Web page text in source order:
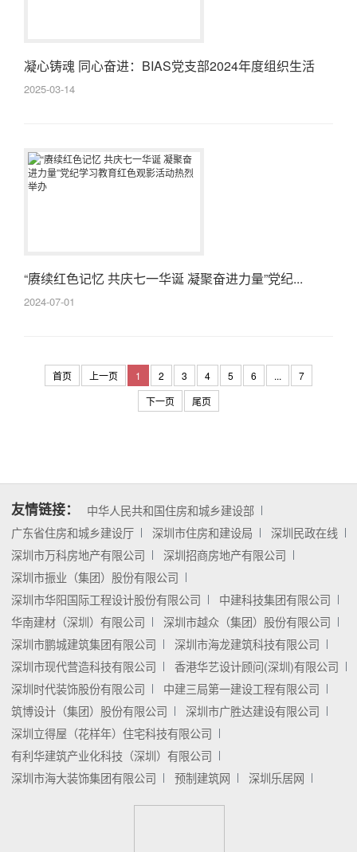
凝心铸魂 同心奋进：BIAS党支部2024年度组织生活
会...
2025-03-14
“赓续红色记忆 共庆七一华诞 凝聚奋进力量”党纪...
2024-07-01
首页 上一页 1 2 3 4 5 6 ...
7
下一页
尾页
友情链接：
中华人民共和国住房和城乡建设部
广东省住房和城乡建设厅
深圳市住房和建设局
深圳民政在线
深圳市万科房地产有限公司
深圳招商房地产有限公司
深圳市振业（集团）股份有限公司
深圳市华阳国际工程设计股份有限公司
中建科技集团有限公司
华南建材（深圳）有限公司
深圳市越众（集团）股份有限公司
深圳市鹏城建筑集团有限公司
深圳市海龙建筑科技有限公司
深圳市现代营造科技有限公司
香港华艺设计顾问(深圳)有限公司
深圳时代装饰股份有限公司
中建三局第一建设工程有限公司
筑博设计（集团）股份有限公司
深圳市广胜达建设有限公司
深圳立得屋（花样年）住宅科技有限公司
有利华建筑产业化科技（深圳）有限公司
深圳市海大装饰集团有限公司
预制建筑网 深圳乐居网